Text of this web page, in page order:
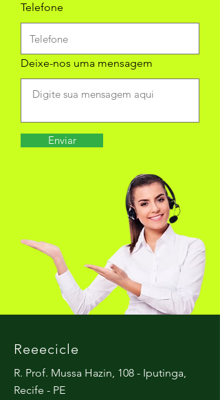
Telefone
Deixe-nos uma mensagem
Enviar
Reeecicle
R. Prof. Mussa Hazin, 108 - Iputinga,
Recife - PE